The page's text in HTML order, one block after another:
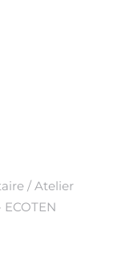
/ Atelier